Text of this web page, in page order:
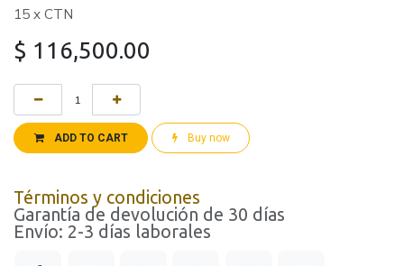
15 x CTN
$ 116,500.00
ADD TO CART Buy now
Términos y condiciones
Garantía de devolución de 30 días
Envío: 2-3 días laborales